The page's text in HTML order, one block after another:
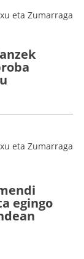
eta Zumarraga
eta Zumarraga
egingo